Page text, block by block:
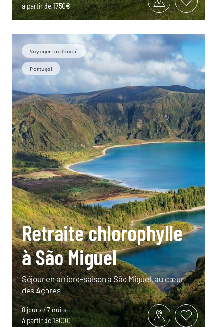
à partir de 1750€
Voyager en décalé
Portugal
Retraite chlorophylle
à São Miguel
Séjour en arrière-saison à São Miguel, au cœur
des Açores.
8 jours / 7 nuits
à partir de 1800€